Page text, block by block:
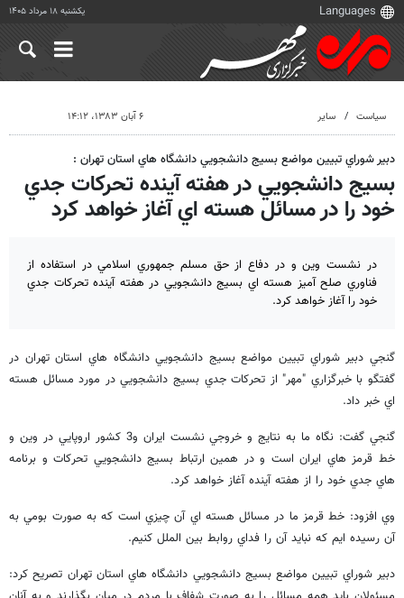
یکشنبه ۱۸ مرداد ۱۴۰۵
سیاست سایر ۶ آبان ۱۳۸۳، ۱۴:۱۲
دبير شوراي تبيين مواضع بسيج دانشجويي دانشگاه هاي استان تهران :
بسيج دانشجويي در هفته آينده تحركات جدي
خود را در مسائل هسته اي آغاز خواهد كرد
در نشست وين و در دفاع از حق مسلم جمهوري اسلامي در استفاده از
فناوري صلح آميز هسته اي بسيج دانشجويي در هفته آينده تحركات جدي
خود را آغاز خواهد كرد.
گنجي دبير شوراي تبيين مواضع بسيج دانشجويي دانشگاه هاي استان تهران در
گفتگو با خبرگزاري "مهر" از تحركات جدي بسيج دانشجويي در مورد مسائل هسته
اي خبر داد.
گنجي گفت: نگاه ما به نتايج و خروجي نشست ايران و3 كشور اروپايي در وين و
خط قرمز هاي ايران است و در همين ارتباط بسيج دانشجويي تحركات و برنامه
هاي جدي خود را از هفته آينده آغاز خواهد كرد.
وي افزود: خط قرمز ما در مسائل هسته اي آن چيزي است كه به صورت بومي به
آن رسيده ايم كه نبايد آن را فداي روابط بين الملل كنيم.
دبير شوراي تبيين مواضع بسيج دانشجويي دانشگاه هاي استان تهران تصريح كرد: